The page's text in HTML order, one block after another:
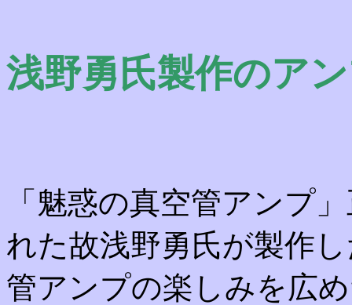
浅野勇氏製作のア
「魅惑の真空管アンプ
れた故浅野勇氏が製作
管アンプの楽しみを広